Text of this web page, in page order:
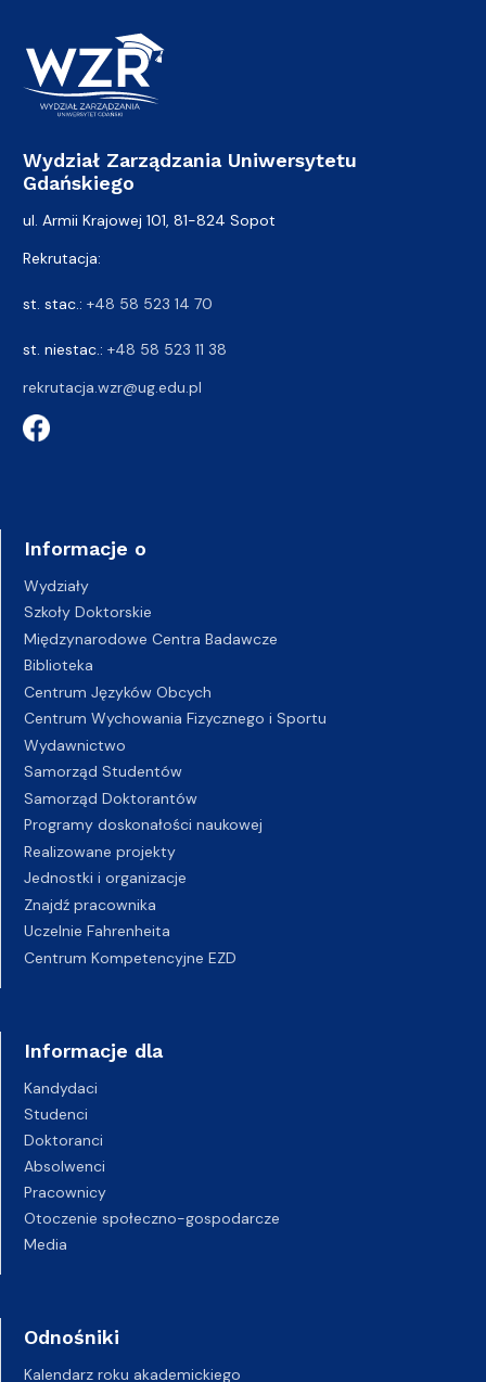
Wydział Zarządzania Uniwersytetu
Gdańskiego
ul. Armii Krajowej 101, 81-824 Sopot
Rekrutacja:
st. stac.: +48 58 523 14 70
st. niestac.: +48 58 523 11 38
rekrutacja.wzr@ug.edu.pl
Informacje o
Wydziały
Szkoły Doktorskie
Międzynarodowe Centra Badawcze
Biblioteka
Centrum Języków Obcych
Centrum Wychowania Fizycznego i Sportu
Wydawnictwo
Samorząd Studentów
Samorząd Doktorantów
Programy doskonałości naukowej
Realizowane projekty
Jednostki i organizacje
Znajdź pracownika
Uczelnie Fahrenheita
Centrum Kompetencyjne EZD
Informacje dla
Kandydaci
Studenci
Doktoranci
Absolwenci
Pracownicy
Otoczenie społeczno-gospodarcze
Media
Odnośniki
Kalendarz roku akademickiego